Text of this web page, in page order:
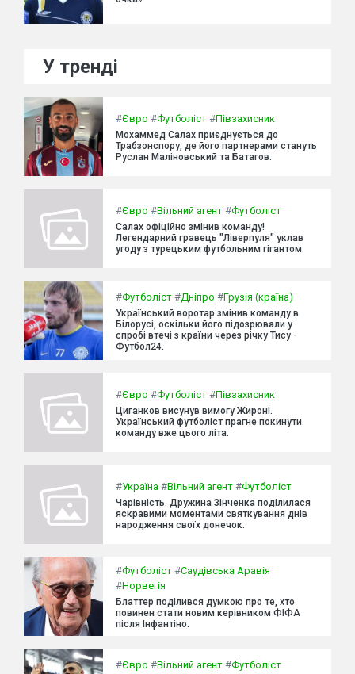
У тренді
#Євро #Футболіст #Півзахисник
Мохаммед Салах приєднується до
Трабзонспору, де його партнерами стануть
Руслан Маліновський та Батагов.
#Євро #Вільний агент #Футболіст
Салах офіційно змінив команду!
Легендарний гравець "Ліверпуля" уклав
угоду з турецьким футбольним гігантом.
#Футболіст #Дніпро #Грузія (країна)
Український воротар змінив команду в
Білорусі, оскільки його підозрювали у
спробі втечі з країни через річку Тису -
Футбол24.
#Євро #Футболіст #Півзахисник
Циганков висунув вимогу Жироні.
Український футболіст прагне покинути
команду вже цього літа.
#Україна #Вільний агент #Футболіст
Чарівність. Дружина Зінченка поділилася
яскравими моментами святкування днів
народження своїх донечок.
#Футболіст #Саудівська Аравія
#Норвегія
Блаттер поділився думкою про те, хто
повинен стати новим керівником ФІФА
після Інфантіно.
#Євро #Вільний агент #Футболіст